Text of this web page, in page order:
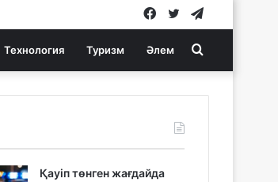
Twitter
Facebook
Технология Туризм Әлем Search
for
Қауіп төнген жағдайда